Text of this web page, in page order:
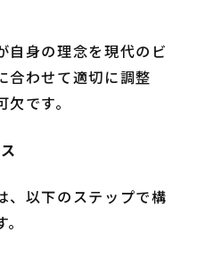
自身の理念を現代のビ
合わせて適切に調整
です。
、以下のステップで構